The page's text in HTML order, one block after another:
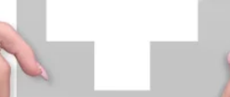
info@diamondline.lt
Prisijungti